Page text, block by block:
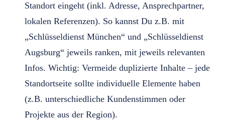
Standort eingeht (inkl. Adresse, Ansprechpartner,
lokalen Referenzen). So kannst Du z.B. mit
„Schlüsseldienst München“ und „Schlüsseldienst
Augsburg“ jeweils ranken, mit jeweils relevanten
Infos. Wichtig: Vermeide duplizierte Inhalte – jede
Standortseite sollte individuelle Elemente haben
(z.B. unterschiedliche Kundenstimmen oder
Projekte aus der Region).